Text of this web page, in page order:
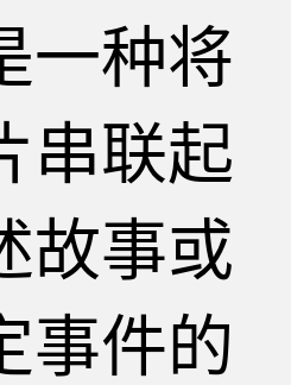
一种将
串联起
故事或
事件的